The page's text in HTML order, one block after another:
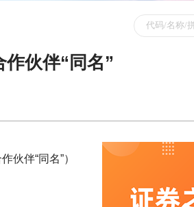
伙伴“同名”
伙伴“同名”）